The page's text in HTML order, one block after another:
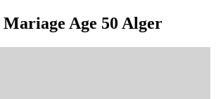
Mariage Age 50 Alger